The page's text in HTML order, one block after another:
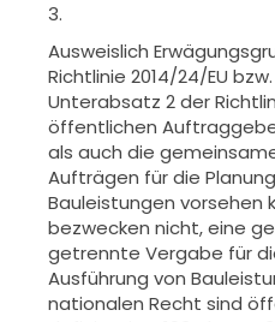
3.
Ausweislich
Richtlinie 2014/24/EU
Unterabsatz 2 der
öffentlichen
als auch die gemein
Aufträgen für die
Bauleistungen vorsehen
bezwecken nicht, eine ge
getrennte Vergabe für
Ausführung von
nationalen Recht sind